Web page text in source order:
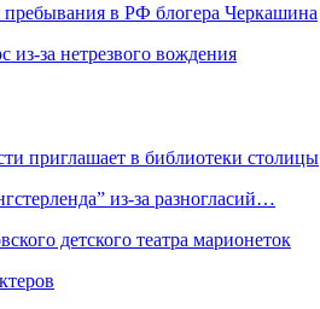
в РФ блогера Черкашина
за нетрезвого вождения
приглашает в библиотеки столицы
из-за разногласий…
детского театра марионеток